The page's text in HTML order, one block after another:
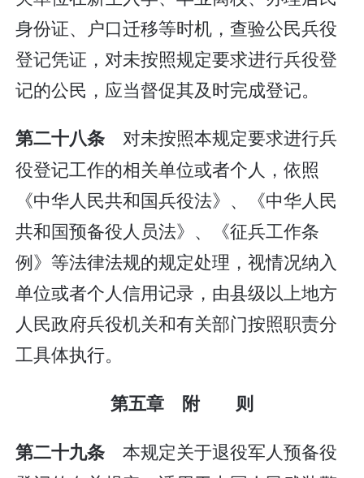
身份证、户口迁移等时机，查验公民兵役
登记凭证，对未按照规定要求进行兵役登
记的公民，应当督促其及时完成登记。
第二十八条对未按照本规定要求进行兵
役登记工作的相关单位或者个人，依照
《中华人民共和国兵役法》、《中华人民
共和国预备役人员法》、《征兵工作条
例》等法律法规的规定处理，视情况纳入
单位或者个人信用记录，由县级以上地方
人民政府兵役机关和有关部门按照职责分
工具体执行。
第五章 附 则
第二十九条 本规定关于退役军人预备役